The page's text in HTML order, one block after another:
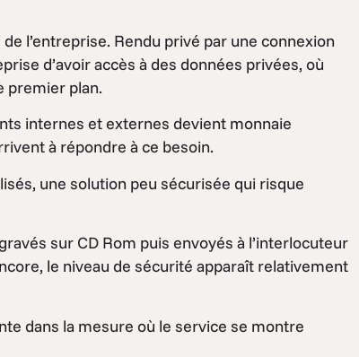
l’entreprise. Rendu privé par une connexion
d’avoir accès à des données privées, où
premier plan.
internes et externes devient monnaie
à répondre à ce besoin.
une solution peu sécurisée qui risque
sur CD Rom puis envoyés à l’interlocuteur
le niveau de sécurité apparaît relativement
dans la mesure où le service se montre